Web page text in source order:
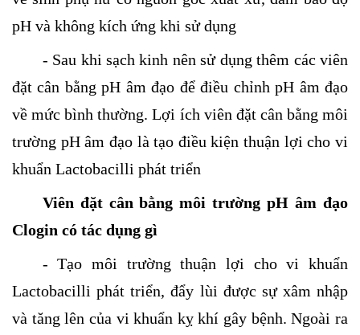
pH và không kích ứng khi sử dụng
- Sau khi sạch kinh nên sử dụng thêm các viên
đặt cân bằng pH âm đạo để điều chỉnh pH âm đạo
về mức bình thường. Lợi ích viên đặt cân bằng môi
trường pH âm đạo là tạo điều kiện thuận lợi cho vi
khuẩn Lactobacilli phát triển
Viên đặt cân bằng môi trường pH âm đạo
Clogin có tác dụng gì
- Tạo môi trường thuận lợi cho vi khuẩn
Lactobacilli phát triển, đẩy lùi được sự xâm nhập
và tăng lên của vi khuẩn kỵ khí gây bệnh. Ngoài ra